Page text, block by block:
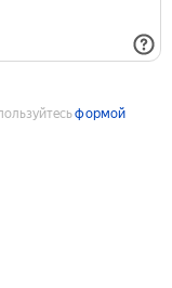
формой